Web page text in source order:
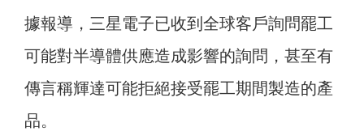
據報導，三星電子已收到全球客戶詢問罷工
可能對半導體供應造成影響的詢問，甚至有
傳言稱輝達可能拒絕接受罷工期間製造的產
品。